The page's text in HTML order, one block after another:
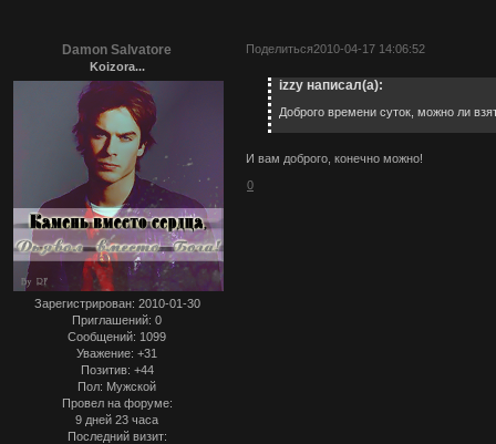
Поделиться2010-04-17 14:06:52
Damon Salvatore
Koizora...
Зарегистрирован: 2010-01-30
Приглашений: 0
Сообщений: 1099
Уважение: +31
Позитив: +44
Пол: Мужской
Провел на форуме:
9 дней 23 часа
Последний визит:
izzy написал(а):
Доброго времени суток, можно ли
И вам доброго, конечно можно!
0